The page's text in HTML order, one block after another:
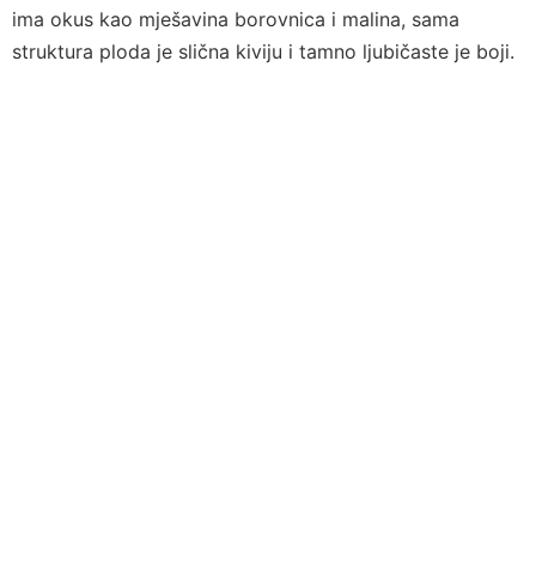
ima okus kao mješavina borovnica i malina, sama
struktura ploda je slična kiviju i tamno ljubičaste je boji.